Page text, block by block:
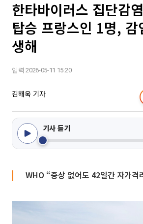
한타바이러스 집단감
탑승 프랑스인 1명, 감
생해
입력 2026-05-11 15:20
김해욱 기자
기사 듣기
WHO “증상 없어도 42일간 자가격